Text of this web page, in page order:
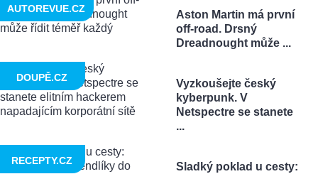
Aston Martin má první
off-road. Drsný
Dreadnought může ...
AUTOREVUE.CZ
Vyzkoušejte český
kyberpunk. V
Netspectre se stanete
...
DOUPĚ.CZ
Sladký poklad u cesty:
RECEPTY.CZ